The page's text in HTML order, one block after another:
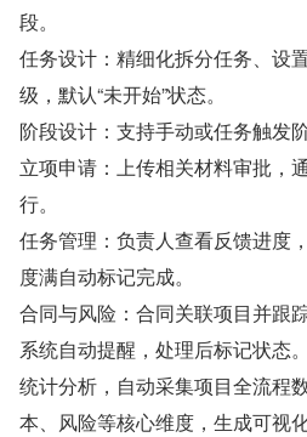
段。
任务设计：精细化拆分任务、设
级，默认“未开始”状态。
阶段设计：支持手动或任务触发
立项申请：上传相关材料审批，
行。
任务管理：负责人查看反馈进度
度满自动标记完成。
合同与风险：合同关联项目并跟
系统自动提醒，处理后标记状态。
统计分析，自动采集项目全流程
本、风险等核心维度，生成可视